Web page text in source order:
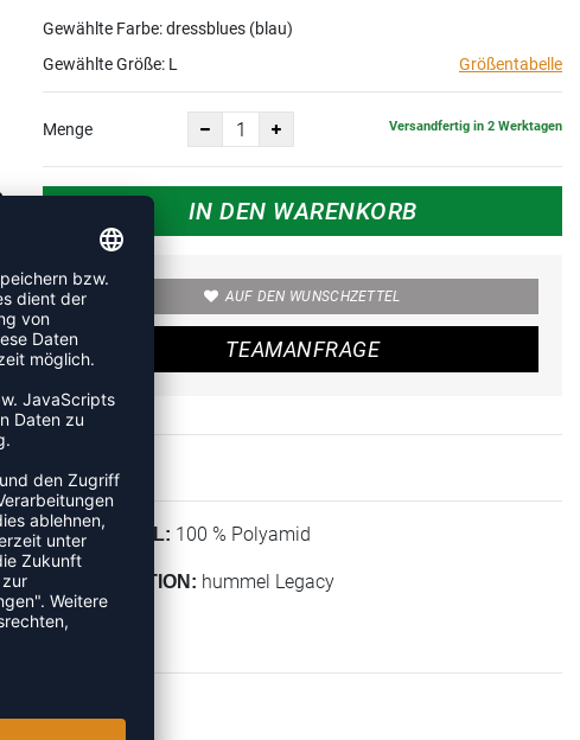
Gewählte Farbe: dressblues (blau)
Gewählte Größe: L Größentabelle
Menge Versandfertig in 2 Werktagen
IN DEN WARENKORB
AUF DEN WUNSCHZETTEL
TEAMANFRAGE
MATERIAL: 100 % Polyamid
KOLLEKTION: hummel Legacy